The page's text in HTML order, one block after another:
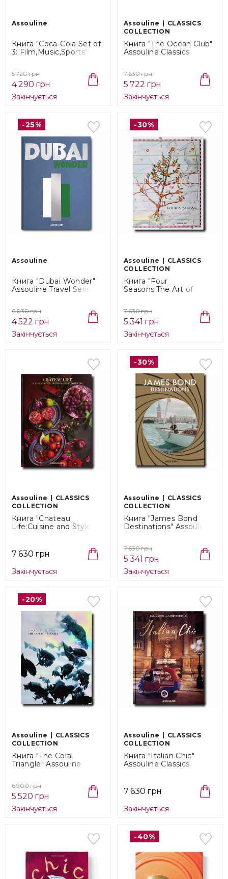
Assouline
Книга "Coca-Cola Set of
3: Film,Music,Sports"
5 720 грн
4 290 грн
Закінчується
Assouline
CLASSICS
COLLECTION
Книга "The Ocean Club"
Assouline Classics
7 630 грн
5 722 грн
Закінчується
-25%
Assouline
Книга "Dubai Wonder"
Assouline Travel Series
6 030 грн
4 522 грн
Закінчується
-30%
Assouline
CLASSICS
COLLECTION
Книга "Four
Seasons:The Art of
(9781614287117)
7 630 грн
5 341 грн
Закінчується
Assouline
CLASSICS
COLLECTION
Книга "Chаteau
Life:Cuisine and Style"
7 630 грн
Закінчується
-30%
Assouline
CLASSICS
COLLECTION
Книга "James Bond
Destinations" Assouline
7 630 грн
5 341 грн
Закінчується
-20%
Assouline
CLASSICS
COLLECTION
Книга "The Coral
Triangle" Assouline
6 900 грн
5 520 грн
Закінчується
Assouline
CLASSICS
COLLECTION
Книга "Italian Chic"
Assouline Classics
7 630 грн
Закінчується
-40%